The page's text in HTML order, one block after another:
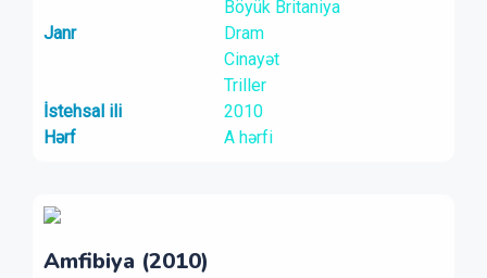
Böyük Britaniya
Janr
Dram
Cinayət
Triller
İstehsal ili
2010
Hərf
A hərfi
Amfibiya (2010)